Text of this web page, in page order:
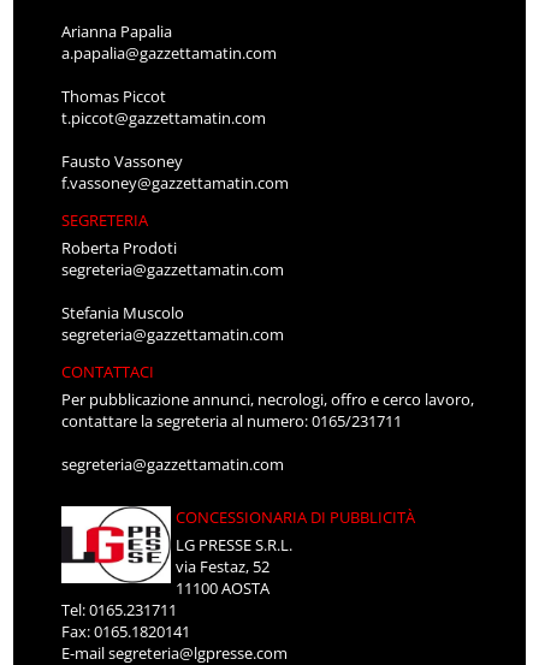
Arianna Papalia
a.papalia@gazzettamatin.com
Thomas Piccot
t.piccot@gazzettamatin.com
Fausto Vassoney
f.vassoney@gazzettamatin.com
SEGRETERIA
Roberta Prodoti
segreteria@gazzettamatin.com
Stefania Muscolo
segreteria@gazzettamatin.com
CONTATTACI
Per pubblicazione annunci, necrologi, offro e cerco lavoro,
contattare la segreteria al numero: 0165/231711
segreteria@gazzettamatin.com
CONCESSIONARIA DI PUBBLICITÀ
LG PRESSE S.R.L.
via Festaz, 52
11100 AOSTA
Tel: 0165.231711
Fax: 0165.1820141
E-mailsegreteria@lgpresse.com